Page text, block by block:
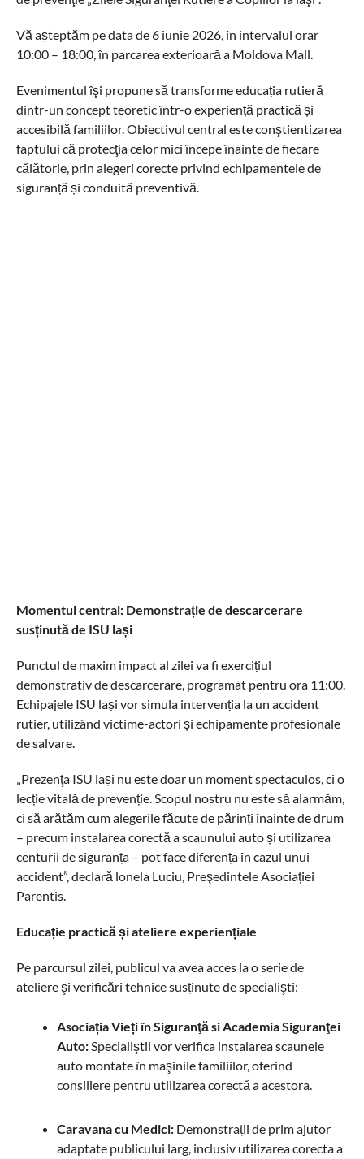
Vă așteptăm pe data de 6 iunie 2026, în intervalul orar
10:00 – 18:00, în parcarea exterioară a Moldova Mall.
Evenimentul îşi propune să transforme educația rutieră
dintr-un concept teoretic într-o experiență practică și
accesibilă familiilor. Obiectivul central este conştientizarea
faptului că protecţia celor mici începe înainte de fiecare
călătorie, prin alegeri corecte privind echipamentele de
siguranță și conduită preventivă.
Momentul central: Demonstrație de descarcerare
susținută de ISU lași
Punctul de maxim impact al zilei va fi exercițiul
demonstrativ de descarcerare, programat pentru ora 11:00.
Echipajele ISU lași vor simula intervenția la un accident
rutier, utilizând victime-actori și echipamente profesionale
de salvare.
„Prezenţa ISU lași nu este doar un moment spectaculos, ci o
lecție vitală de prevenție. Scopul nostru nu este să alarmăm,
ci să arătăm cum alegerile făcute de părinți înainte de drum
– precum instalarea corectă a scaunului auto și utilizarea
centurii de siguranța – pot face diferența în cazul unui
accident”, declară lonela Luciu, Preşedintele Asociației
Parentis.
Educație practică și ateliere experiențiale
Pe parcursul zilei, publicul va avea acces la o serie de
ateliere şi verificări tehnice susținute de specialişti:
Asociația Vieți în Siguranţă si Academia Siguranţei
Auto:Specialiştii vor verifica instalarea scaunele
auto montate în maşinile familiilor, oferind
consiliere pentru utilizarea corectă a acestora.
Caravana cu Medici:Demonstrații de prim ajutor
adaptate publicului larg, inclusiv utilizarea corecta a